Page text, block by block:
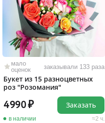
мало
оценок
заказывали 133 раза
Букет из 15 разноцветных
роз "Розомания"
4990
в наличии 2 ч.
Заказать